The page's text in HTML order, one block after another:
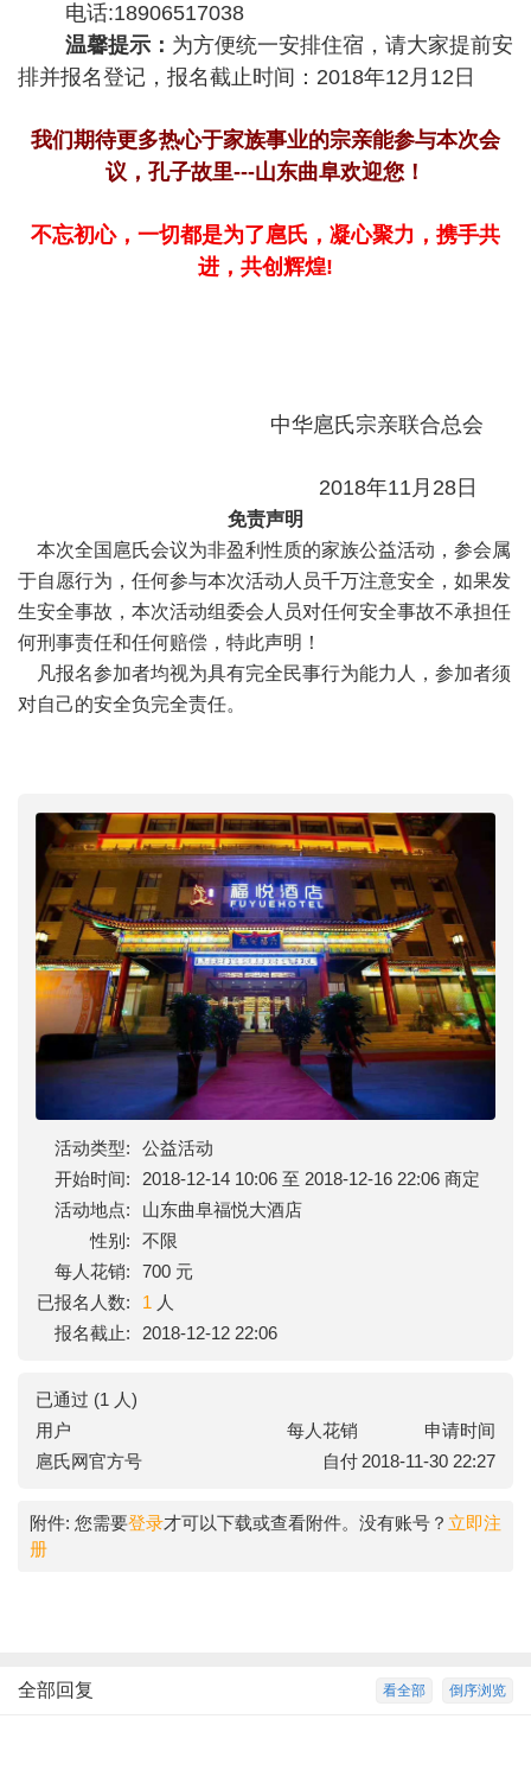
电话:18906517038
温馨提示： 为方便统一安排住宿，请大家提前安
排并报名登记，报名截止时间：2018年12月12日
我们期待更多热心于家族事业的宗亲能参与本次会
议，孔子故里---山东曲阜欢迎您！
不忘初心，一切都是为了扈氏，凝心聚力，携手共
进，共创辉煌!
中华扈氏宗亲联合总会
2018年11月28日
免责声明
本次全国扈氏会议为非盈利性质的家族公益活动，参会属
于自愿行为，任何参与本次活动人员千万注意安全，如果发
生安全事故，本次活动组委会人员对任何安全事故不承担任
何刑事责任和任何赔偿，特此声明！
凡报名参加者均视为具有完全民事行为能力人，参加者须
对自己的安全负完全责任。
活动类型:
公益活动
开始时间:
2018-12-14 10:06 至 2018-12-16 22:06 商定
活动地点:
山东曲阜福悦大酒店
性别:
不限
每人花销:
700 元
已报名人数:
1 人
报名截止:
2018-12-12 22:06
已通过 (1 人)
用户
每人花销
申请时间
扈氏网官方号
自付 2018-11-30 22:27
附件: 您需要登录才可以下载或查看附件。没有账号？ 立即注
册
倒序浏览
看全部
全部回复